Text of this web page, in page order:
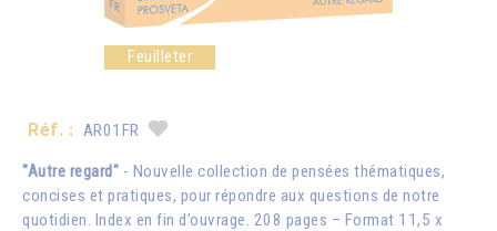
Feuilleter
Réf. : AR01FR
"Autre regard" - Nouvelle collection de pensées thématiques,
concises et pratiques, pour répondre aux questions de notre
quotidien. Index en fin d’ouvrage. 208 pages – Format 11,5 x